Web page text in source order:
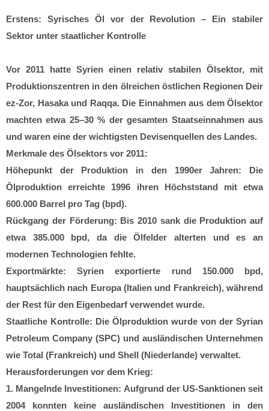
Erstens: Syrisches Öl vor der Revolution – Ein stabiler
Sektor unter staatlicher Kontrolle
Vor 2011 hatte Syrien einen relativ stabilen Ölsektor, mit
Produktionszentren in den ölreichen östlichen Regionen Deir
ez-Zor, Hasaka und Raqqa. Die Einnahmen aus dem Ölsektor
machten etwa 25–30 % der gesamten Staatseinnahmen aus
und waren eine der wichtigsten Devisenquellen des Landes.
Merkmale des Ölsektors vor 2011:
Höhepunkt der Produktion in den 1990er Jahren: Die
Ölproduktion erreichte 1996 ihren Höchststand mit etwa
600.000 Barrel pro Tag (bpd).
Rückgang der Förderung: Bis 2010 sank die Produktion auf
etwa 385.000 bpd, da die Ölfelder alterten und es an
modernen Technologien fehlte.
Exportmärkte: Syrien exportierte rund 150.000 bpd,
hauptsächlich nach Europa (Italien und Frankreich), während
der Rest für den Eigenbedarf verwendet wurde.
Staatliche Kontrolle: Die Ölproduktion wurde von der Syrian
Petroleum Company (SPC) und ausländischen Unternehmen
wie Total (Frankreich) und Shell (Niederlande) verwaltet.
Herausforderungen vor dem Krieg:
1. Mangelnde Investitionen: Aufgrund der US-Sanktionen seit
2004 konnten keine ausländischen Investitionen in den